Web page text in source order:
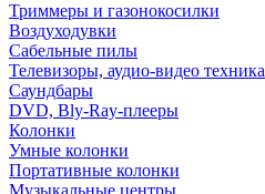
Триммеры и газонокосилки
Воздуходувки
Сабельные пилы
Телевизоры, аудио-видео техника
Саундбары
DVD, Bly-Ray-плееры
Колонки
Умные колонки
Портативные колонки
Музыкальные центры